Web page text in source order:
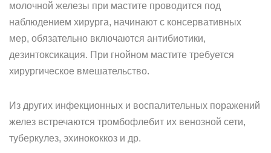
молочной железы при мастите проводится под
наблюдением хирурга, начинают с консервативных
мер, обязательно включаются антибиотики,
дезинтоксикация. При гнойном мастите требуется
хирургическое вмешательство.
Из других инфекционных и воспалительных поражений
желез встречаются тромбофлебит их венозной сети,
туберкулез, эхинококкоз и др.